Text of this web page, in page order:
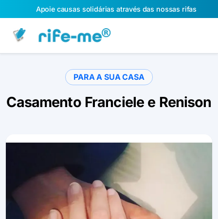
Apoie causas solidárias através das nossas rifas
PARA A SUA CASA
Casamento Franciele e Renison